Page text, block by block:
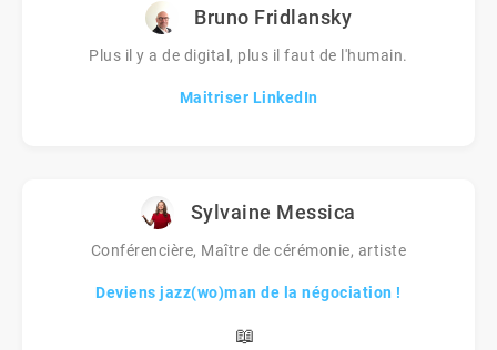
Bruno Fridlansky
Plus il y a de digital, plus il faut de l'humain.
Maitriser LinkedIn
Sylvaine Messica
Conférencière, Maître de cérémonie, artiste
Deviens jazz(wo)man de la négociation !
📖